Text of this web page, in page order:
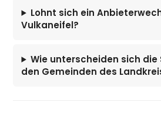
Lohnt sich ein
Vulkaneifel?
Wie unterscheiden sich die
den Gemeinden des